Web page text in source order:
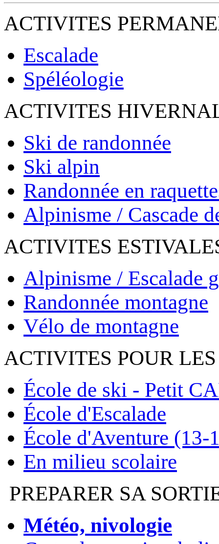
ACTIVITES
Escalade
Spéléologie
ACTIVITES
Ski de randonnée
Ski alpin
Randonnée en
Alpinisme / Cascade
ACTIVITES
Alpinisme / Escalade
Randonnée montagne
Vélo de montagne
ACTIVITES POUR
École de ski - Petit
École d'Escalade
École d'Aventure (13-
En milieu scolaire
PREPARER SA
Météo, nivologie